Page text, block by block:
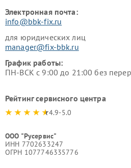
Электронная почта:
info@bbk-fix.ru
для юридических лиц
manager@fix-bbk.ru
График работы:
ПН-ВСК с 9:00 до 21:00 без
Рейтинг сервисного центра
4.9-5.0
ООО "Русервис"
ИНН 7702633247
ОГРН 1077746335776